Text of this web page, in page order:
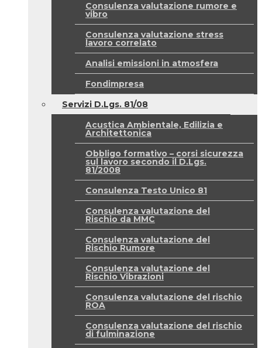
Consulenza valutazione rumore e
vibro
Consulenza valutazione stress
lavoro correlato
Analisi emissioni in atmosfera
Fondimpresa
Servizi D.Lgs. 81/08
Acustica Ambientale, Edilizia e
Architettonica
Obbligo formativo – corsi sicurezza
sul lavoro secondo il D.Lgs.
81/2008
Consulenza Testo Unico 81
Consulenza valutazione del
Rischio da MMC
Consulenza valutazione del
Rischio Rumore
Consulenza valutazione del
Rischio Vibrazioni
Consulenza valutazione del rischio
ROA
Consulenza valutazione del rischio
di fulminazione